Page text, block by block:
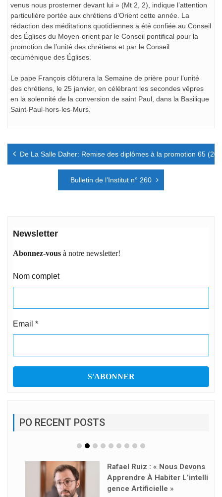
venus nous prosterner devant lui » (Mt 2, 2), indique l’attention
particulière portée aux chrétiens d’Orient cette année. La
rédaction des méditations quotidiennes a été confiée au Conseil
des Églises du Moyen-orient par le Conseil pontifical pour la
promotion de l’unité des chrétiens et par le Conseil
œcuménique des Églises.
Le pape François clôturera la Semaine de prière pour l’unité
des chrétiens, le 25 janvier, en célébrant les secondes vêpres
en la solennité de la conversion de saint Paul, dans la Basilique
Saint-Paul-hors-les-Murs.
Navigation
De La Salle Daher: Remise des diplômes à la promotion 65
Bulletin de l’Institut n° 260
Newsletter
Abonnez-vous à notre newsletter!
Nom complet
Email *
PO RECENT POSTS
Rafael Ruiz : « Nous Devons
Apprendre À Habiter L’intelli
Gence Artificielle »